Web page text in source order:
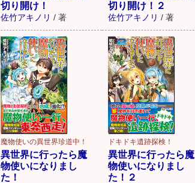
切り開け！
佐竹アキノリ / 著
切り開け！２
佐竹アキノリ / 著
魔物使いの異世界珍道中！
異世界に行ったら魔
物使いになりまし
た！
ドキドキ遺跡探検！
異世界に行ったら魔
物使いになりまし
た！２